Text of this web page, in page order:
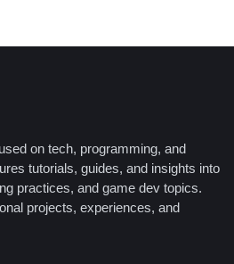
on tech, programming, and
tutorials, guides, and insights into
practices, and game dev topics.
projects, experiences, and